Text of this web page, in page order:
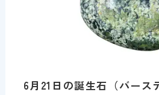
6月21日の誕生石（バース